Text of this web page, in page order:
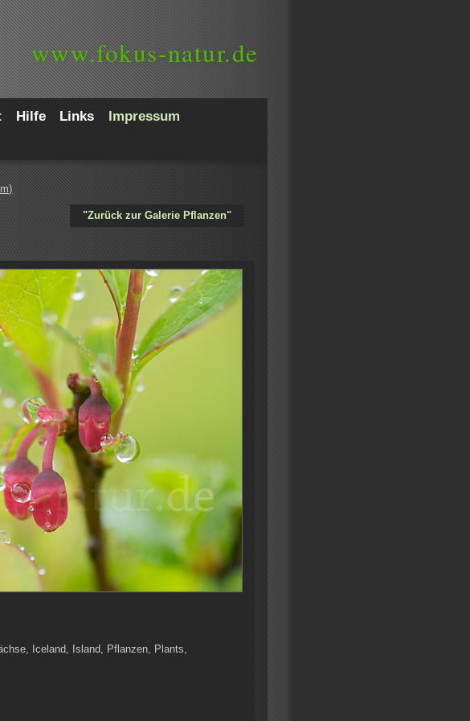
www.fokus-natur.de
Hilfe Links
Impressum
"Zurück zur Galerie Pflanzen"
Iceland, Island, Pflanzen, Plants,